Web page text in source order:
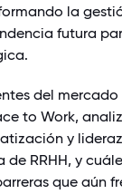
la
futura
del
to Work,
y
RRHH, y
que aún